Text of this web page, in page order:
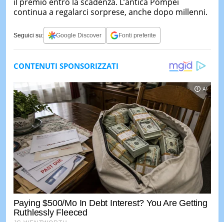
continua a regalarci sorprese, anche dopo millenni.
Seguici su: Google Discover Fonti preferite